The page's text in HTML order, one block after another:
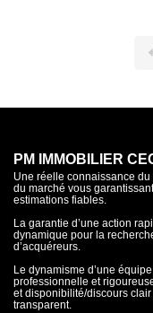
individuelle 50m²
principale avec
mezzanine. IDEAL
pour 2 véhicules ----HONORAIRES CHARGE VENDEUR ------
PM IMMOBILIER
Une réelle connaissance du
du marché vous
estimations fiables.
La garantie d’une action
dynamique pour la
d’acquéreurs.
Le dynamisme d’une équipe
professionnelle et
et disponibilité/discours clair
transparent.